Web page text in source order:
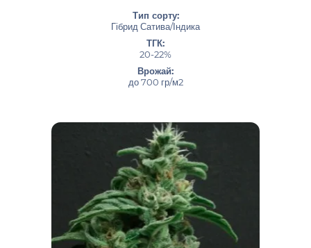
Тип сорту:
Гібрид Сатива/Індика
ТГК:
20-22%
Врожай:
до 700 гр/м2